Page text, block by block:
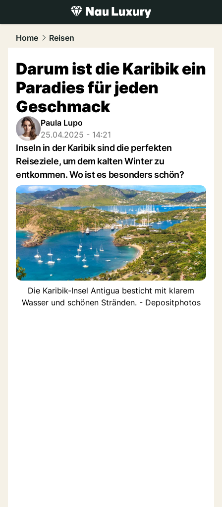
luxury.NAU.ch
Home Reisen
Darum ist die Karibik ein
Paradies für jeden
Geschmack
Paula Lupo
25.04.2025 - 14:21
Inseln in der Karibik sind die perfekten
Reiseziele, um dem kalten Winter zu
entkommen. Wo ist es besonders schön?
Die Karibik-Insel Antigua besticht mit klarem
Wasser und schönen Stränden. - Depositphotos